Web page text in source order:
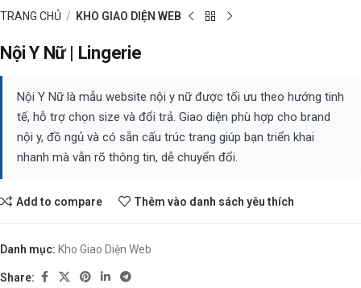
TRANG CHỦ KHO GIAO DIỆN WEB
Nội Y Nữ | Lingerie
Nội Y Nữ là mẫu website nội y nữ được tối ưu theo hướng tinh
tế, hỗ trợ chọn size và đổi trả. Giao diện phù hợp cho brand
nội y, đồ ngủ và có sẵn cấu trúc trang giúp bạn triển khai
nhanh mà vẫn rõ thông tin, dễ chuyển đổi.
Add to compare Thêm vào danh sách yêu thích
Danh mục: Kho Giao Diện Web
Share: